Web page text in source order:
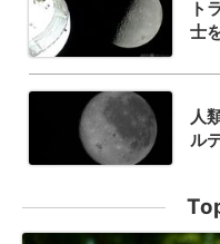
ト
士
人
ル